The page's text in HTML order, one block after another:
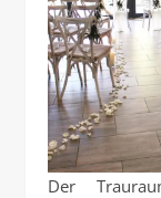
Der